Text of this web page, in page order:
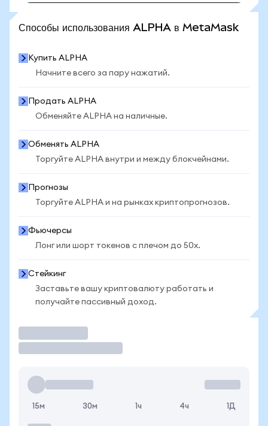
Способы использования ALPHA в MetaMask
Купить ALPHA
Начните всего за пару нажатий.
Продать ALPHA
Обменяйте ALPHA на наличные.
Обменять ALPHA
Торгуйте ALPHA внутри и между блокчейнами.
Прогнозы
Торгуйте ALPHA и на рынках криптопрогнозов.
Фьючерсы
Лонг или шорт токенов с плечом до 50x.
Стейкинг
Заставьте вашу криптовалюту работать и
получайте пассивный доход.
15м 30м 1ч 4ч 1Д